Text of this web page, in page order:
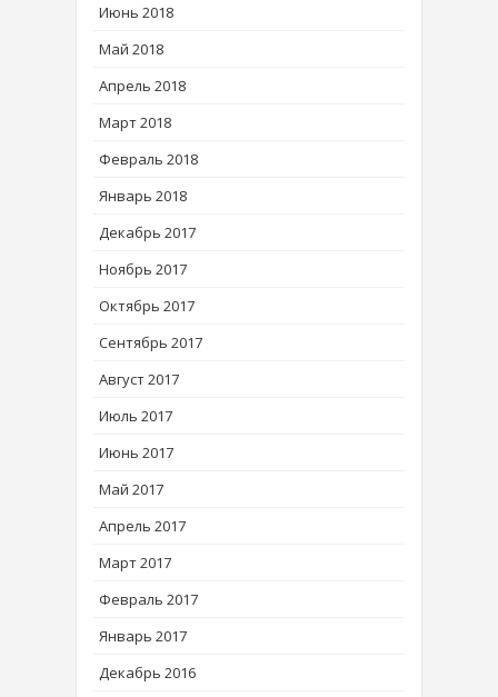
Июнь 2018
Май 2018
Апрель 2018
Март 2018
Февраль 2018
Январь 2018
Декабрь 2017
Ноябрь 2017
Октябрь 2017
Сентябрь 2017
Август 2017
Июль 2017
Июнь 2017
Май 2017
Апрель 2017
Март 2017
Февраль 2017
Январь 2017
Декабрь 2016